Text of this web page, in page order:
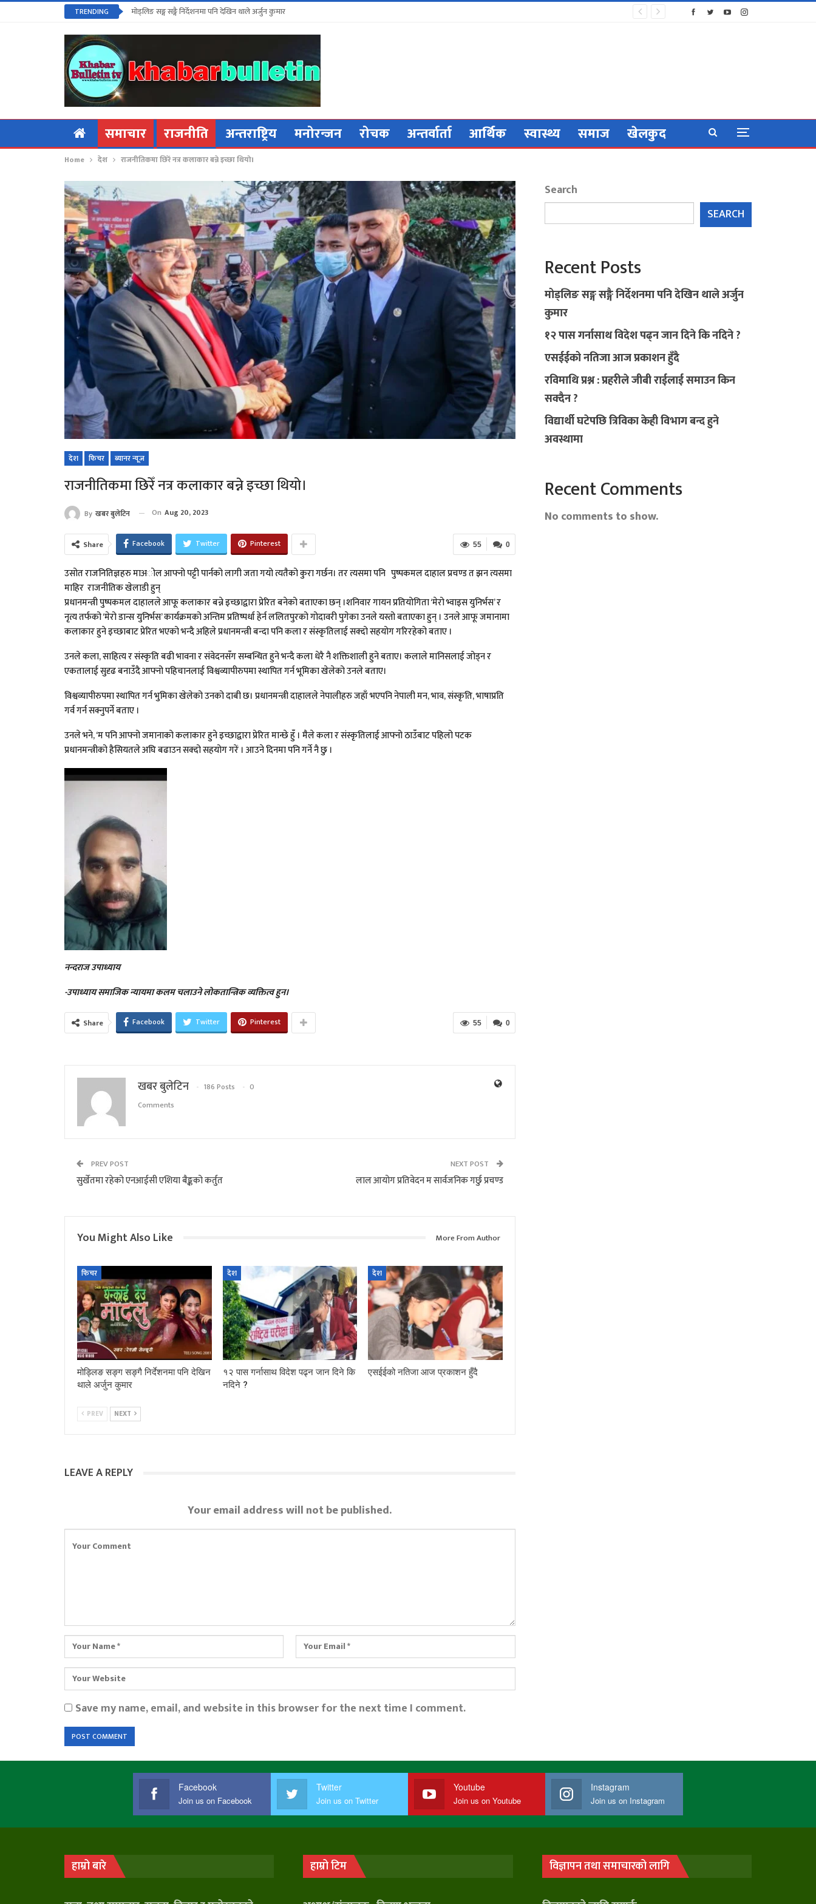
TRENDING मोड्लिङ सङ्ग सङ्गै निर्देशनमा पनि देखिन थाले अर्जुन कुमार
समाचार राजनीति अन्तराष्ट्रिय मनोरन्जन रोचक अन्तर्वार्ता आर्थिक स्वास्थ्य समाज खेलकुद
Home देश राजनीतिकमा छिरेँ नत्र कलाकार बन्ने इच्छा थियो।
देश फिचर ब्यानर न्यूज
राजनीतिकमा छिरेँ नत्र कलाकार बन्ने इच्छा थियो।
By खबर बुलेटिन On Aug 20, 2023
0
55
Share Facebook Twitter Pinterest
उसोत राजनितिज्ञहरु माअोल आफ्नो पट्टी पार्नको लागी जता गयो त्यतैको कुरा गर्छन। तर त्यसमा पनि पुष्पकमल दाहाल प्रचण्ड त झन त्यसमा
माहिर राजनीतिक खेलाडी हुन्
प्रधानमन्त्री पुष्पकमल दाहालले आफू कलाकार बन्ने इच्छाद्वारा प्रेरित बनेको बताएका छन् ।शनिवार गायन प्रतियोगिता ‘मेरो भ्वाइस युनिर्भस’ र
नृत्य तर्फको ‘मेरो डान्स युनिर्भस’ कार्यक्रमको अन्तिम प्रतिष्पर्धा हेर्न ललितपुरको गोदावरी पुगेका उनले यस्तो बताएका हुन् । उनले आफू जमानामा
कलाकार हुने इच्छाबाट प्रेरित भएको भन्दै अहिले प्रधानमन्त्री बन्दा पनि कला र संस्कृतिलाई सक्दो सहयोग गरिरहेको बताए ।
उनले कला, साहित्य र संस्कृति बढी भावना र संवेदनसँग सम्बन्धित हुने भन्दै कला धेरै नै शक्तिशाली हुने बताए। कलाले मानिसलाई जोड्न र
एकतालाई सुदृढ बनाउँदै आफ्नो पहिचानलाई विश्वव्यापीरुपमा स्थापित गर्न भूमिका खेलेको उनले बताए।
विश्वव्यापीरुपमा स्थापित गर्न भुमिका खेलेको उनको दाबी छ। प्रधानमन्त्री दाहालले नेपालीहरु जहाँ भएपनि नेपाली मन, भाव, संस्कृति, भाषाप्रति
गर्व गर्न सक्नुपर्ने बताए ।
उनले भने, ‘म पनि आफ्नो जमानाको कलाकार हुने इच्छाद्वारा प्रेरित मान्छे हुँ । मैले कला र संस्कृतिलाई आफ्नो ठाउँबाट पहिलो पटक
प्रधानमन्त्रीको हैसियतले अघि बढाउन सक्दो सहयोग गरें । आउने दिनमा पनि गर्ने नै छु ।
नन्दराज उपाध्याय
-उपाध्याय समाजिक न्यायमा कलम चलाउने लोकतान्त्रिक व्यक्तित्व हुन।
0
55
Share Facebook Twitter Pinterest
खबर बुलेटिन 186 Posts
0
Comments
PREV POST
सुर्खेतमा रहेको एनआईसी एशिया बैङ्कको कर्तुत
NEXT POST
लाल आयोग प्रतिवेदन म सार्वजनिक गर्छु प्रचण्ड
You Might Also Like More From Author
फिचर
मोड्लिङ सङ्ग सङ्गै निर्देशनमा पनि देखिन
थाले अर्जुन कुमार
देश
१२ पास गर्नासाथ विदेश पढ्न जान दिने कि
नदिने ?
देश
एसईईको नतिजा आज प्रकाशन हुँदै
PREV NEXT
LEAVE A REPLY
Your email address will not be published.
Save my name, email, and website in this browser for the next time I comment.
Search
SEARCH
Recent Posts
मोड्लिङ सङ्ग सङ्गै निर्देशनमा पनि देखिन थाले अर्जुन
कुमार
१२ पास गर्नासाथ विदेश पढ्न जान दिने कि नदिने ?
एसईईको नतिजा आज प्रकाशन हुँदै
रविमाथि प्रश्न : प्रहरीले जीबी राईलाई समाउन किन
सक्दैन ?
विद्यार्थी घटेपछि त्रिविका केही विभाग बन्द हुने
अवस्थामा
Recent Comments
No comments to show.
Facebook
Join us on Facebook
Twitter
Join us on Twitter
Youtube
Join us on Youtube
Instagram
Join us on Instagram
हाम्रो बारे हाम्रो टिम विज्ञापन तथा समाचारको लागि